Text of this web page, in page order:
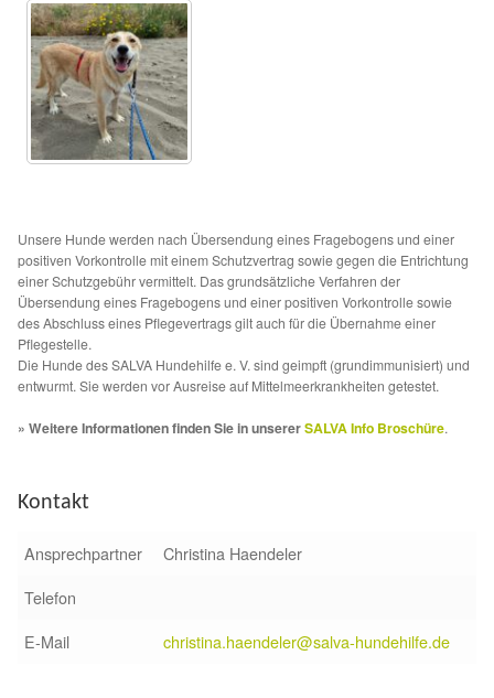
Unsere Hunde werden nach Übersendung eines Fragebogens und einer
positiven Vorkontrolle mit einem Schutzvertrag sowie gegen die Entrichtung
einer Schutzgebühr vermittelt. Das grundsätzliche Verfahren der
Übersendung eines Fragebogens und einer positiven Vorkontrolle sowie
des Abschluss eines Pflegevertrags gilt auch für die Übernahme einer
Pflegestelle.
Die Hunde des SALVA Hundehilfe e. V. sind geimpft (grundimmunisiert) und
entwurmt. Sie werden vor Ausreise auf Mittelmeerkrankheiten getestet.
» Weitere Informationen finden Sie in unsererSALVA Info Broschüre.
Kontakt
Ansprechpartner
Christina Haendeler
Telefon
E-Mail
christina.haendeler@salva-hundehilfe.de